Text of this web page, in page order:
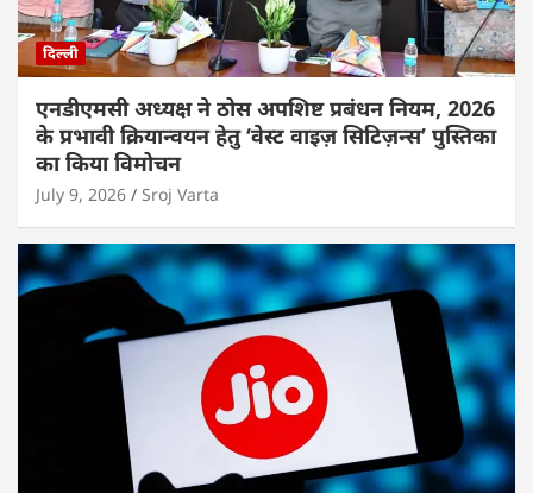
दिल्ली
एनडीएमसी अध्यक्ष ने ठोस अपशिष्ट प्रबंधन नियम, 2026
के प्रभावी क्रियान्वयन हेतु ‘वेस्ट वाइज़ सिटिज़न्स’ पुस्तिका
का किया विमोचन
July 9, 2026 Sroj Varta